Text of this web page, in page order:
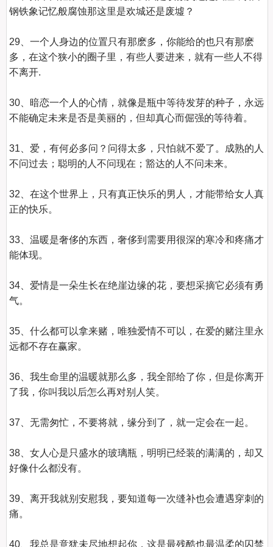
钢铁象记忆般腐蚀那这里是欢城还是废墟？
29、一个人身边的位置只有那麽多，你能给的也只有那麽
多，在这个狭小的圈子里，有些人要进来，就有一些人不得
不离开.
30、暗恋一个人的心情，就像是瓶中等待发芽的种子，永远
不能确定未来是否是美丽的，但却真心而倔强的等待着。
31、爱，有何必多问？问得太多，只怕就不爱了。成熟的人
不问过去；聪明的人不问现在；豁达的人不问未来。
32、在这个世界上，只有真正快乐的男人，才能带给女人真
正的快乐。
33、温暖是奢侈的东西，奢侈到需要用很深的寒冷和疼痛才
能体现。
34、爱情是一朵生长在绝崖边缘的花，要想采摘它必须有勇
气。
35、什么都可以拿来赌，唯独爱情不可以，在爱的赌注里永
远都不存在赢家。
36、我生命里的温暖就那么多，我全部给了你，但是你离开
了我，你叫我以后怎么再对别人笑。
37、无需匆忙，不要将就，缘分到了，就一定会在一起。
38、女人心是只盛水的玻璃瓶，明明已经装的满满的，却又
好像什么都没有。
39、离开我就别安慰我，要知道每一次缝补也会遭遇穿刺的
痛。
40、我总是意犹未尽地想起你，这是最残酷也最温柔的囚禁